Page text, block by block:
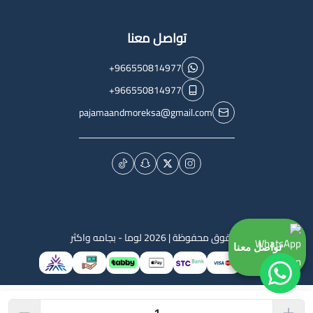
تواصل معنا
+966550814977
+966550814977
pajamaandmoreksa@gmail.com
الحقوق محفوظة | 2026 لوما - بجامه واكثر
تواصل معنا